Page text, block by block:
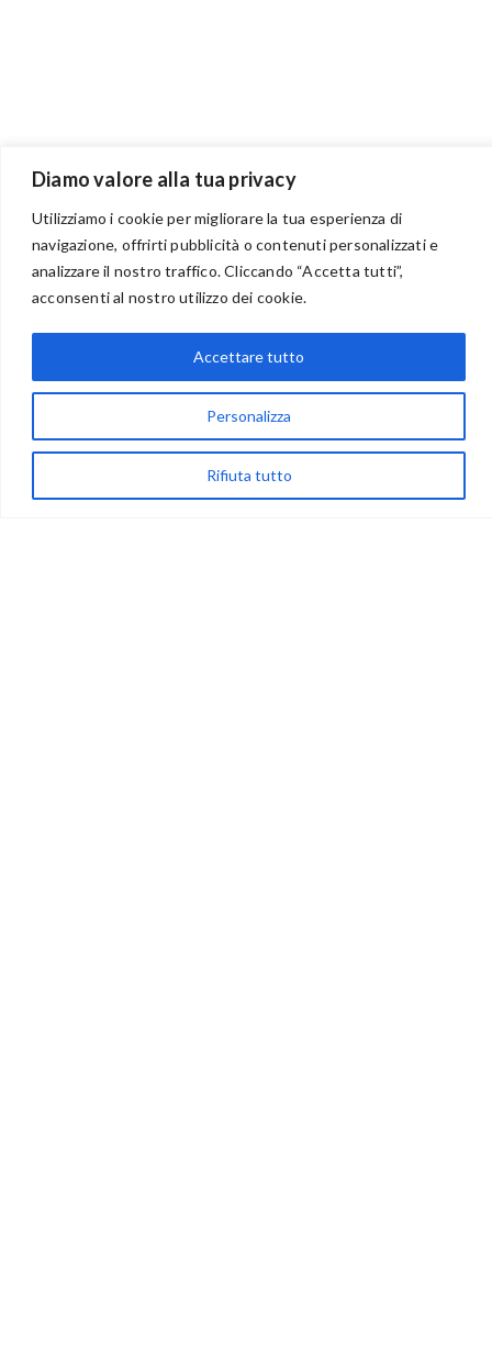
Diamo valore alla tua privacy
Utilizziamo i cookie per migliorare la tua esperienza di
navigazione, offrirti pubblicità o contenuti personalizzati e
analizzare il nostro traffico. Cliccando “Accetta tutti”,
acconsenti al nostro utilizzo dei cookie.
Personalizza
Rifiuta tutto
Accettare tutto
83024 Monteforte Irpino (AV)